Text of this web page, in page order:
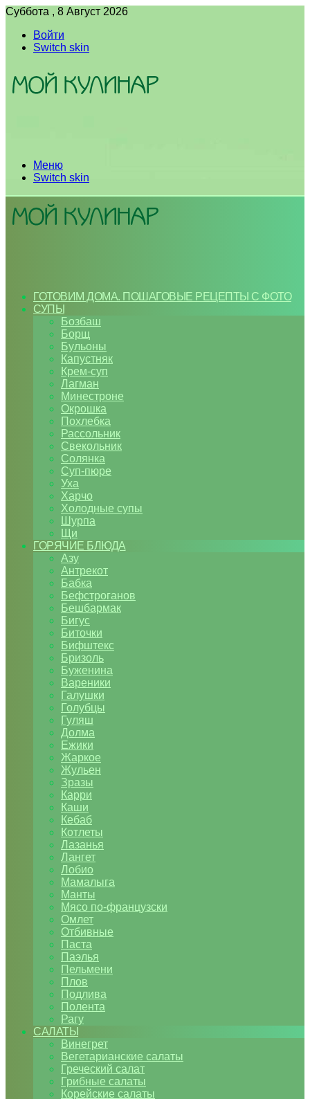
Суббота , 8 Август 2026
Войти
Switch skin
Меню
Switch skin
ГОТОВИМ ДОМА. ПОШАГОВЫЕ РЕЦЕПТЫ С ФОТО
СУПЫ
Бозбаш
Борщ
Бульоны
Капустняк
Крем-суп
Лагман
Минестроне
Окрошка
Похлебка
Рассольник
Свекольник
Солянка
Суп-пюре
Уха
Харчо
Холодные супы
Шурпа
Щи
ГОРЯЧИЕ БЛЮДА
Азу
Антрекот
Бабка
Бефстроганов
Бешбармак
Бигус
Биточки
Бифштекс
Бризоль
Буженина
Вареники
Галушки
Голубцы
Гуляш
Долма
Ежики
Жаркое
Жульен
Зразы
Карри
Каши
Кебаб
Котлеты
Лазанья
Лангет
Лобио
Мамалыга
Манты
Мясо по-французски
Омлет
Отбивные
Паста
Паэлья
Пельмени
Плов
Подлива
Полента
Рагу
САЛАТЫ
Винегрет
Вегетарианские салаты
Греческий салат
Грибные салаты
Корейские салаты